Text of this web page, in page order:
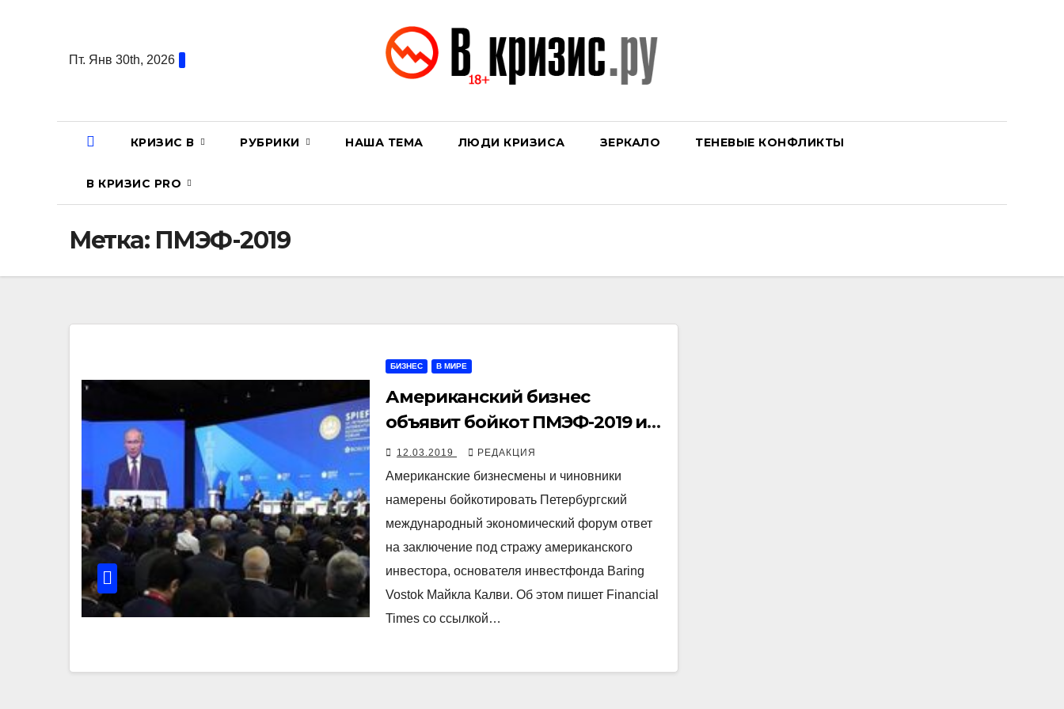
содержаниюПт. Янв 30th, 2026
КРИЗИС В РУБРИКИ НАША ТЕМА ЛЮДИ КРИЗИСА ЗЕРКАЛО ТЕНЕВЫЕ КОНФЛИКТЫ
В КРИЗИС PRO
Метка: ПМЭФ-2019
БИЗНЕС В МИРЕ
Американский бизнес
объявит бойкот ПМЭФ-2019 из-
за ареста Калви
12.03.2019 РЕДАКЦИЯ
Американские бизнесмены и чиновники
намерены бойкотировать Петербургский
международный экономический форум ответ
на заключение под стражу американского
инвестора, основателя инвестфонда Baring
Vostok Майкла Калви. Об этом пишет Financial
Times со ссылкой…